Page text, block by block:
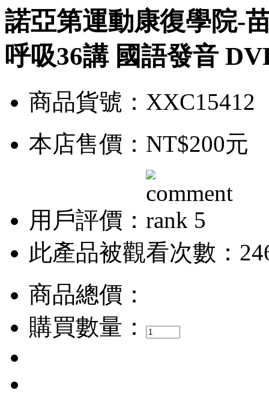
諾亞第運動康復學院-
呼吸36講 國語發音
商品貨號：XXC15412
本店售價： NT$200元
用戶評價：
此產品被觀看次數：
商品總價：
購買數量：